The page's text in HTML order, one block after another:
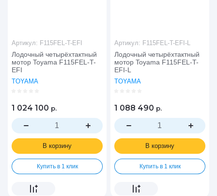
Лодочный четырёхтактный
мотор Toyama F115FEL-T-
EFI
TOYAMA
Артикул: F115FEL-T-EFI
1 024 100 р.
В корзину
Купить в 1 клик
Лодочный четырёхтактный
мотор Toyama F115FEL-T-
EFI-L
TOYAMA
Артикул: F115FEL-T-EFI-L
1 088 490 р.
В корзину
Купить в 1 клик